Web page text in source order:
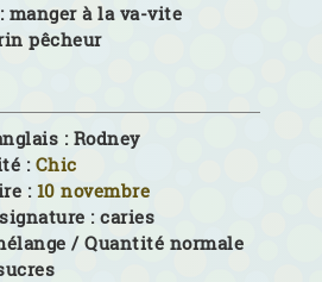
manger à la va-vite
pêcheur
: Rodney
: Chic
:10 novembre
:caries
/ Quantité normale